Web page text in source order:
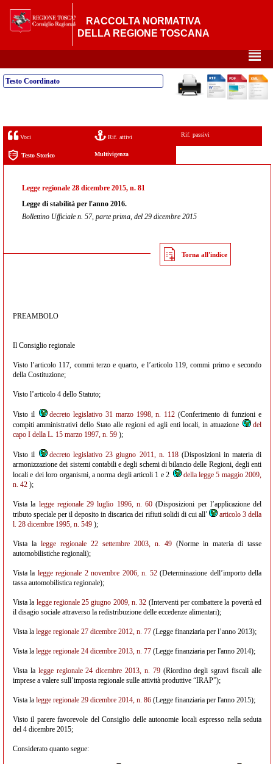
RACCOLTA NORMATIVA
DELLA REGIONE TOSCANA
²
Testo Coordinato
Voci Rif. attivi Rif. passivi
Testo Storico Multivigenza
Legge regionale 28 dicembre 2015, n. 81
Legge di stabilità per l'anno 2016.
Bollettino Ufficiale n. 57, parte prima, del 29 dicembre 2015
Torna all'indice
PREAMBOLO
Il Consiglio regionale
Visto l’articolo 117, commi terzo e quarto, e l’articolo 119, commi primo e secondo
della Costituzione;
Visto l’articolo 4 dello Statuto;
Visto il decreto legislativo 31 marzo 1998, n. 112 (Conferimento di funzioni e
compiti amministrativi dello Stato alle regioni ed agli enti locali, in attuazione
del
capo I della L. 15 marzo 1997, n. 59 );
Visto il decreto legislativo 23 giugno 2011, n. 118(Disposizioni in materia di
armonizzazione dei sistemi contabili e degli schemi di bilancio delle Regioni, degli enti
locali e dei loro organismi, a norma degli articoli 1 e 2
della legge 5 maggio 2009,
n. 42 );
Vista la legge regionale 29 luglio 1996, n. 60 (Disposizioni per l’applicazione del
tributo speciale per il deposito in discarica dei rifiuti solidi di cui all’
articolo 3 della
l. 28 dicembre 1995, n. 549 );
Vista la legge regionale 22 settembre 2003, n. 49 (Norme in materia di tasse
automobilistiche regionali);
Vista la legge regionale 2 novembre 2006, n. 52(Determinazione dell’importo della
tassa automobilistica regionale);
Vista la legge regionale 25 giugno 2009, n. 32 (Interventi per combattere la povertà ed
il disagio sociale attraverso la redistribuzione delle eccedenze alimentari);
Vista la legge regionale 27 dicembre 2012, n. 77 (Legge finanziaria per l’anno 2013);
Vista la legge regionale 24 dicembre 2013, n. 77 (Legge finanziaria per l'anno 2014);
Vista la legge regionale 24 dicembre 2013, n. 79(Riordino degli sgravi fiscali alle
imprese a valere sull’imposta regionale sulle attività produttive “IRAP”);
Vista la legge regionale 29 dicembre 2014, n. 86 (Legge finanziaria per l'anno 2015);
Visto il parere favorevole del Consiglio delle autonomie locali espresso nella seduta
del 4 dicembre 2015;
Considerato quanto segue: